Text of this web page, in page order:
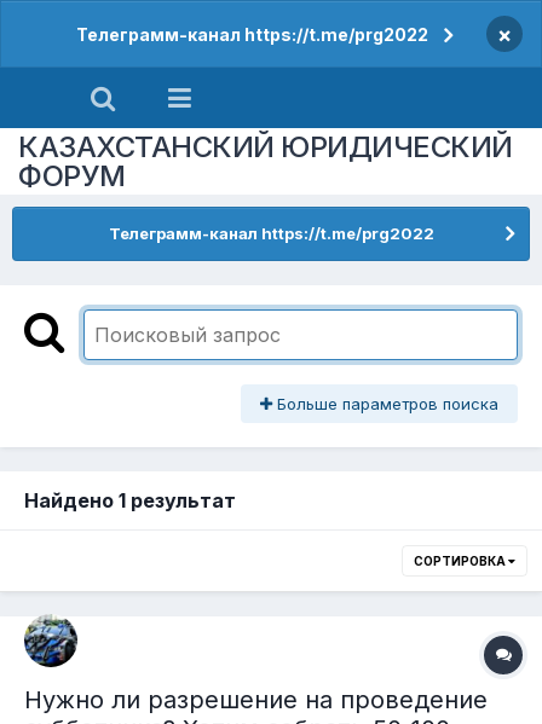
Телеграмм-канал https://t.me/prg2022 ×
КАЗАХСТАНСКИЙ ЮРИДИЧЕСКИЙ
ФОРУМ
Телеграмм-канал https://t.me/prg2022
Больше параметров поиска
Найдено 1 результат
СОРТИРОВКА
Нужно ли разрешение на проведение